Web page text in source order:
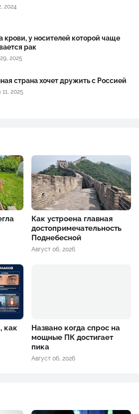
2024
крови, у носителей которой чаще
рак
2025
страна хочет дружить с Россией
11, 2025
Как устроена главная
достопримечательность
Поднебесной
Август 06, 2026
как
Названо когда спрос на
мощные ПК достигает
пика
Август 06, 2026